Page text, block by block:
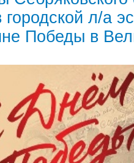
городской л/а
Победы в